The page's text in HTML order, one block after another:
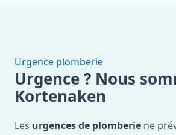
Urgence plomberie
Urgence ? Nous
Kortenaken
Les urgences de plomberie ne